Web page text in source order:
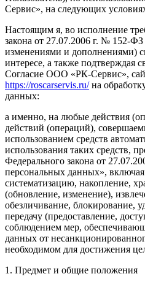
Сервис», на следующих
Настоящим я, во исполнение
закона от 27.07.2006 г. № 152-
изменениями и дополнениями)
интересе, а также подтверждая
Согласие ООО «РК-Сервис»,
https://roscarservis.ru/на
данных:
а именно, на любые действия
действий (операций),
использованием средств
использования таких средств,
Федерального закона от
персональных данных», включая
систематизацию, накопление,
(обновление, изменение),
обезличивание, блокирование,
передачу (предоставление,
соблюдением мер,
данных от
необходимом для достижения
1. Предмет и общие положения